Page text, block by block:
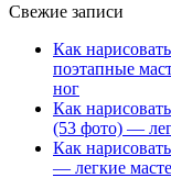
Свежие записи
Как
поэтапные
ног
Как
(53 фото) —
Как
— легкие